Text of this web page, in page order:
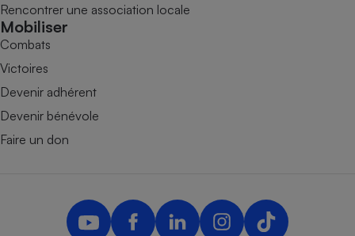
Rencontrer une association locale
Mobiliser
Combats
Victoires
Devenir adhérent
Devenir bénévole
Faire un don